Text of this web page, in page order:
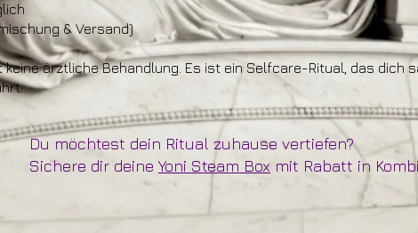
& Versand)
keine ärztliche Behandlung. Es ist ein Selfcare-Ritual, das dich
Du möchtest dein Ritual zuhause vertiefen?
Sichere dir deine Yoni Steam Box mit Rabatt in